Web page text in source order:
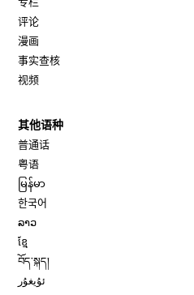
评论
漫画
事实查核
视频
其他语种
普通话
粤语
မြန်မာ
한국어
ລາວ
ខ្មែ
བོད་སྐད།
ئۇيغۇر